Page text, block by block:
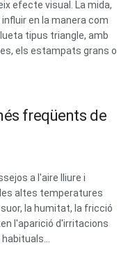
efecte visual. La mida,
en la manera com
tipus triangle, amb
els estampats grans o
freqüents de
a l'aire lliure i
altes temperatures
la humitat, la fricció
l'aparició d'irritacions